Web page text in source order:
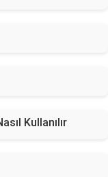
Kullanılır